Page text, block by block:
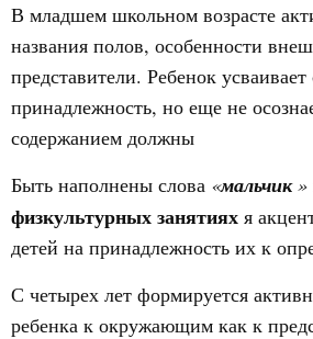
В младшем школьном возрасте
названия полов, особенности
представители. Ребенок
принадлежность, но еще не
содержанием должны
Быть наполнены слова «мальчик»
физкультурных занятиях я
детей на принадлежность их к
С четырех лет формируется
ребенка к окружающим как к